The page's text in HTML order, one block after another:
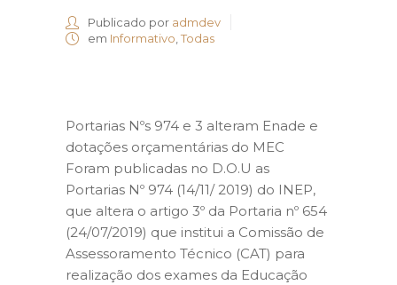
Publicado por admdev
em Informativo,Todas
Portarias Nºs 974 e 3 alteram Enade e
dotações orçamentárias do MEC
Foram publicadas no D.O.U as
Portarias Nº 974 (14/11/ 2019) do INEP,
que altera o artigo 3º da Portaria nº 654
(24/07/2019) que institui a Comissão de
Assessoramento Técnico (CAT) para
realização dos exames da Educação